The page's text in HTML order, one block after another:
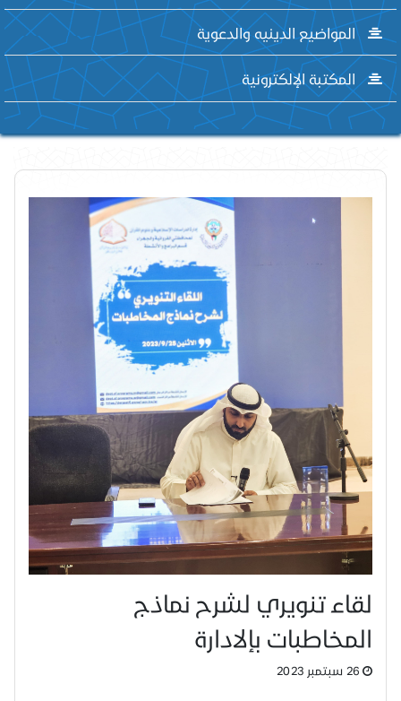
المواضيع الدينيه والدعوية
المكتبة الإلكترونية
لقاء تنويري لشرح نماذج
المخاطبات بإلادارة
26 سبتمبر 2023